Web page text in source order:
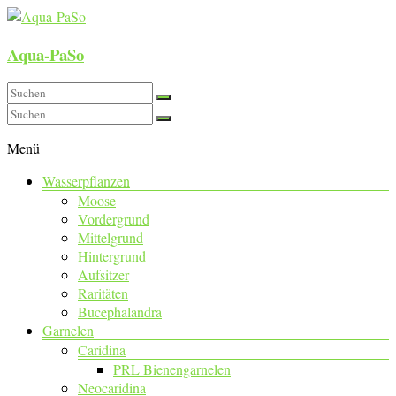
Aqua-PaSo
Menü
Wasserpflanzen
Moose
Vordergrund
Mittelgrund
Hintergrund
Aufsitzer
Raritäten
Bucephalandra
Garnelen
Caridina
PRL Bienengarnelen
Neocaridina